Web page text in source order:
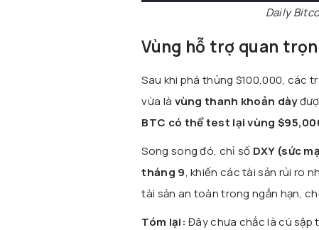
Daily
Vùng hỗ trợ quan
Sau khi phá thủng $100,000, các
vừa là vùng thanh khoản dày
BTC có thể test lại vùng
Song song đó, chỉ số DXY (sức
tháng 9, khiến các tài sản rủi ro
tài sản an toàn trong ngắn hạn,
Tóm lại: Đây chưa chắc là cú sập